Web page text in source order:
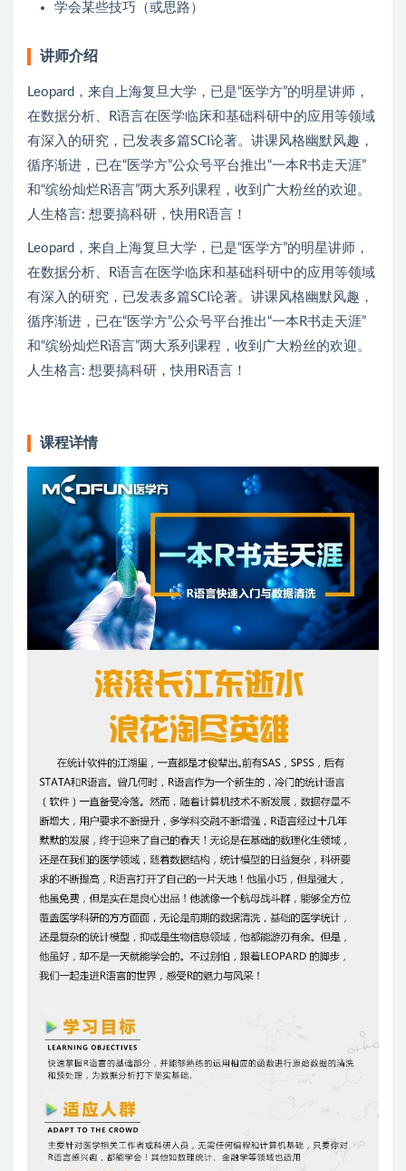
学会某些技巧（或思路）
讲师介绍
Leopard，来自上海复旦大学，已是“医学方”的明星讲师，
在数据分析、R语言在医学临床和基础科研中的应用等领域
有深入的研究，已发表多篇SCI论著。讲课风格幽默风趣，
循序渐进，已在“医学方”公众号平台推出“一本R书走天涯”
和“缤纷灿烂R语言”两大系列课程，收到广大粉丝的欢迎。
人生格言: 想要搞科研，快用R语言！
Leopard，来自上海复旦大学，已是“医学方”的明星讲师，
在数据分析、R语言在医学临床和基础科研中的应用等领域
有深入的研究，已发表多篇SCI论著。讲课风格幽默风趣，
循序渐进，已在“医学方”公众号平台推出“一本R书走天涯”
和“缤纷灿烂R语言”两大系列课程，收到广大粉丝的欢迎。
人生格言: 想要搞科研，快用R语言！
课程详情